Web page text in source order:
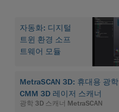
자동화: 디지털
트윈 환경 소프
트웨어 모듈
MetraSCAN 3D: 휴대용 광학
CMM 3D 레이저 스캐너
광학 3D 스캐너 MetraSCAN